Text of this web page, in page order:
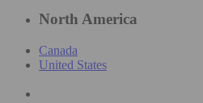
North America
Canada
United States